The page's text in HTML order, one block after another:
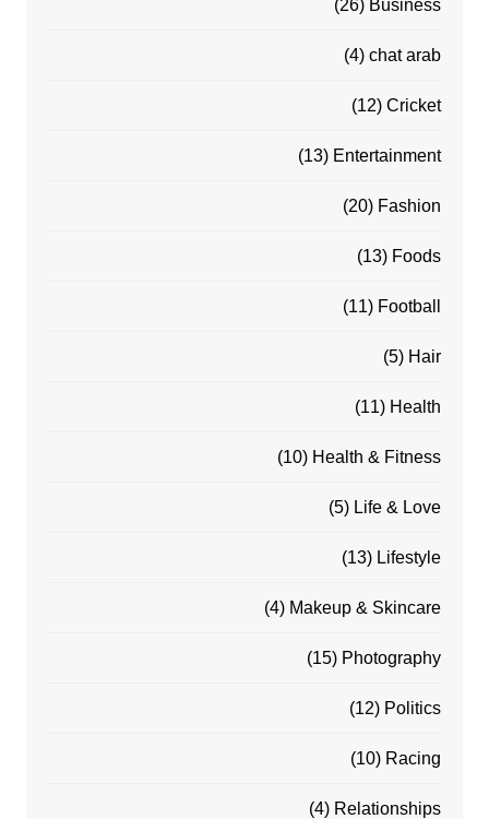
Business
(26)
chat arab
(4)
Cricket
(12)
Entertainment
(13)
Fashion
(20)
Foods
(13)
Football
(11)
Hair
(5)
Health
(11)
Health & Fitness
(10)
Life & Love
(5)
Lifestyle
(13)
Makeup & Skincare
(4)
Photography
(15)
Politics
(12)
Racing
(10)
Relationships
(4)